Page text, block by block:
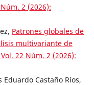
2 (2026):
Patrones globales de
multivariante de
22 Núm. 2 (2026):
Eduardo Castaño Ríos,